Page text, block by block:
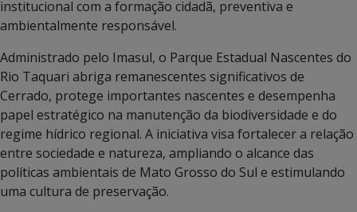
institucional com a formação cidadã, preventiva e
ambientalmente responsável.
Administrado pelo Imasul, o Parque Estadual Nascentes do
Rio Taquari abriga remanescentes significativos de
Cerrado, protege importantes nascentes e desempenha
papel estratégico na manutenção da biodiversidade e do
regime hídrico regional. A iniciativa visa fortalecer a relação
entre sociedade e natureza, ampliando o alcance das
políticas ambientais de Mato Grosso do Sul e estimulando
uma cultura de preservação.